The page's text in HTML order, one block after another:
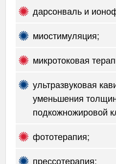
дарсонваль и
миостимуляция;
микротоковая
ультразвуковая
уменьшения
подкожножировой
фототерапия;
прессотерапия;